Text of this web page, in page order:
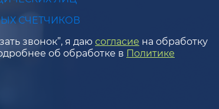
СЧЕТЧИКОВ
звонок”, я даю согласие на обработку
об обработке в Политике